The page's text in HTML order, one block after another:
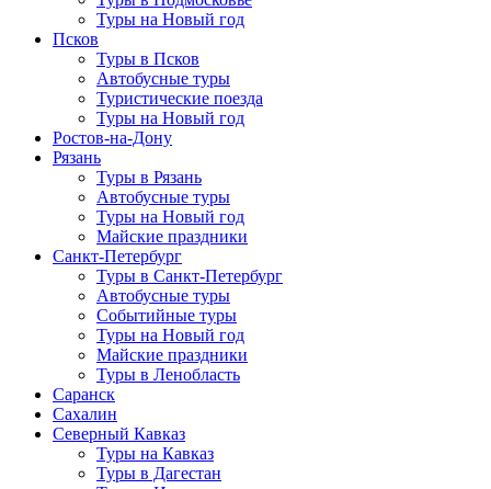
Туры на Новый год
Псков
Туры в Псков
Автобусные туры
Туристические поезда
Туры на Новый год
Ростов-на-Дону
Рязань
Туры в Рязань
Автобусные туры
Туры на Новый год
Майские праздники
Санкт-Петербург
Туры в Санкт-Петербург
Автобусные туры
Событийные туры
Туры на Новый год
Майские праздники
Туры в Ленобласть
Саранск
Сахалин
Северный Кавказ
Туры на Кавказ
Туры в Дагестан